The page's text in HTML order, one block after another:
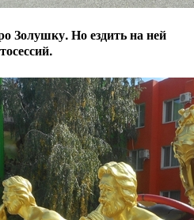
Золушку. Но ездить на ней